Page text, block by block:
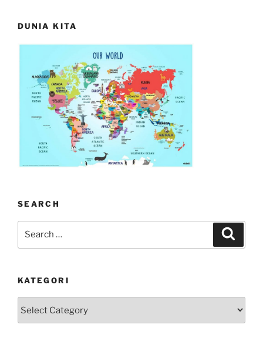
DUNIA KITA
SEARCH
KATEGORI